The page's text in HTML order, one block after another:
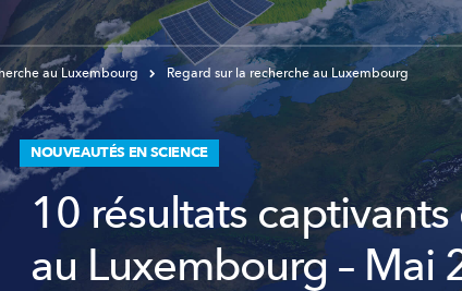
au Luxembourg Regard sur la recherche au Luxembourg
NOUVEAUTÉS EN SCIENCE
10 résultats
au Luxembourg – Mai